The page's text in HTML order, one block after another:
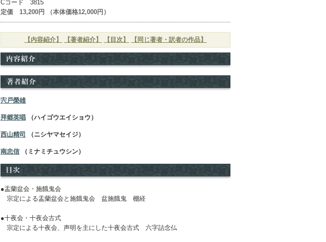
Cコード 3815
定価 13,200円 （本体価格12,000円）
【内容紹介】 【著者紹介】 【目次】 【同じ著者・訳者の作品】
宍戸榮雄
拜郷英唱 （ハイゴウエイショウ）
西山精司 （ニシヤマセイジ）
南忠信 （ミナミチュウシン）
●盂蘭盆会・施餓鬼会
宗定による盂蘭盆会と施餓鬼会 盆施餓鬼 棚経
●十夜会・十夜会古式
宗定による十夜会、声明を主にした十夜会古式 六字詰念仏